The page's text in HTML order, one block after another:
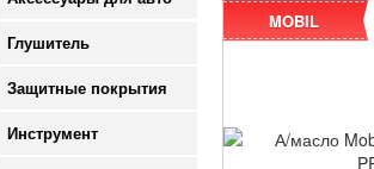
Глушитель
Защитные покрытия
Инструмент
MOBIL